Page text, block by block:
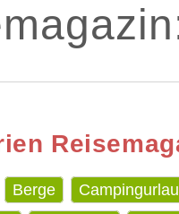
Berge